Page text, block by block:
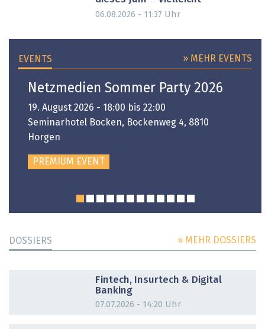
06.08.2026 - 11:37 Uhr
EVENTS » MEHR EVENTS
Netzmedien Sommer Party 2026
19. August 2026 - 18:00 bis 22:00
Seminarhotel Bocken, Bockenweg 4, 8810
Horgen
PREMIUM EVENT
DOSSIERS » MEHR DOSSIERS
Fintech, Insurtech & Digital
Banking
07.07.2026 - 14:20 Uhr